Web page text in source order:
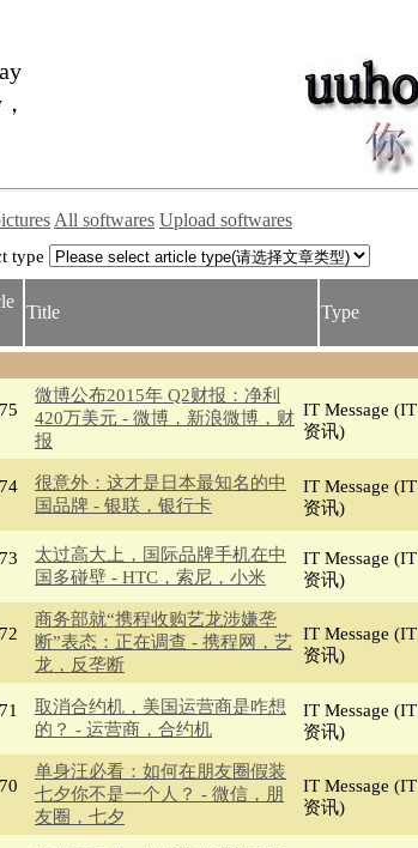
All softwares Upload softwares
type
Title Type
微博公布2015年 Q2财报：净利
420万美元 - 微博，新浪微博，财
报
IT Message (IT
资讯)
很意外：这才是日本最知名的中
国品牌 - 银联，银行卡
IT Message (IT
资讯)
太过高大上，国际品牌手机在中
国多碰壁 - HTC，索尼，小米
IT Message (IT
资讯)
商务部就“携程收购艺龙涉嫌垄
断”表态：正在调查 - 携程网，艺
龙，反垄断
IT Message (IT
资讯)
取消合约机，美国运营商是咋想
的？ - 运营商，合约机
IT Message (IT
资讯)
单身汪必看：如何在朋友圈假装
七夕你不是一个人？ - 微信，朋
友圈，七夕
IT Message (IT
资讯)